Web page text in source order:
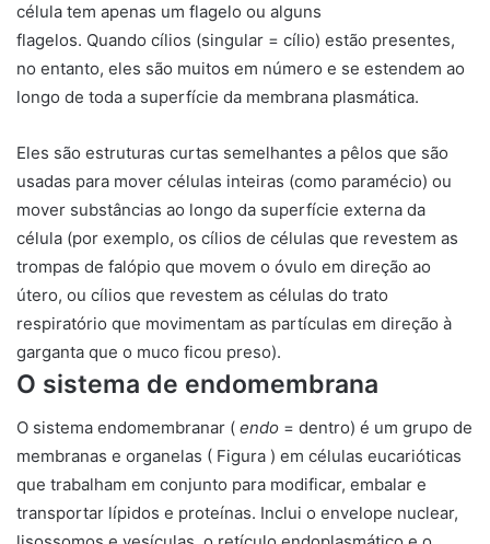
célula tem apenas um flagelo ou alguns
flagelos. Quando cílios (singular = cílio) estão presentes,
no entanto, eles são muitos em número e se estendem ao
longo de toda a superfície da membrana plasmática.
Eles são estruturas curtas semelhantes a pêlos que são
usadas para mover células inteiras (como paramécio) ou
mover substâncias ao longo da superfície externa da
célula (por exemplo, os cílios de células que revestem as
trompas de falópio que movem o óvulo em direção ao
útero, ou cílios que revestem as células do trato
respiratório que movimentam as partículas em direção à
garganta que o muco ficou preso).
O sistema de endomembrana
O sistema endomembranar ( endo = dentro) é um grupo de
membranas e organelas ( Figura ) em células eucarióticas
que trabalham em conjunto para modificar, embalar e
transportar lípidos e proteínas. Inclui o envelope nuclear,